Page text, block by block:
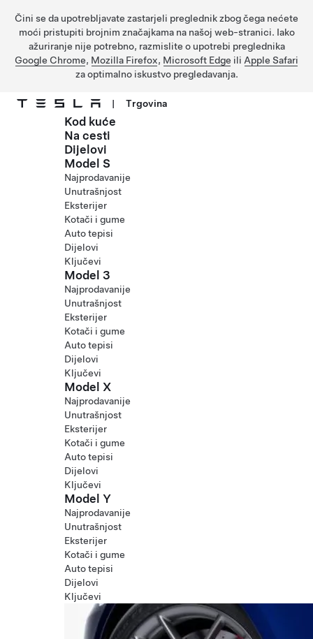
Čini se da upotrebljavate zastarjeli preglednik zbog čega nećete
moći pristupiti brojnim značajkama na našoj web-stranici. Iako
ažuriranje nije potrebno, razmislite o upotrebi preglednika
Google Chrome, Mozilla Firefox, Microsoft Edge ili Apple Safari
za optimalno iskustvo pregledavanja.
Prijeđite na glavni sadržaj
| Trgovina
Kod kuće
Na cesti
Dijelovi
Model S
Najprodavanije
Unutrašnjost
Eksterijer
Kotači i gume
Auto tepisi
Dijelovi
Ključevi
Model 3
Najprodavanije
Unutrašnjost
Eksterijer
Kotači i gume
Auto tepisi
Dijelovi
Ključevi
Model X
Najprodavanije
Unutrašnjost
Eksterijer
Kotači i gume
Auto tepisi
Dijelovi
Ključevi
Model Y
Najprodavanije
Unutrašnjost
Eksterijer
Kotači i gume
Auto tepisi
Dijelovi
Ključevi